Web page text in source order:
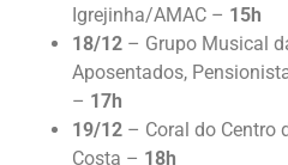
Igrejinha/AMAC – 15h
18/12 – Grupo Musical
Aposentados,
– 17h
19/12 – Coral do Centro
Costa – 18h